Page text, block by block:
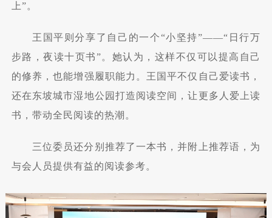
上”。
王国平则分享了自己的一个“小坚持”——“日行万
步路，夜读十页书”。她认为，这样不仅可以提高自己
的修养，也能增强履职能力。王国平不仅自己爱读书，
还在东坡城市湿地公园打造阅读空间，让更多人爱上读
书，带动全民阅读的热潮。
三位委员还分别推荐了一本书，并附上推荐语，为
与会人员提供有益的阅读参考。